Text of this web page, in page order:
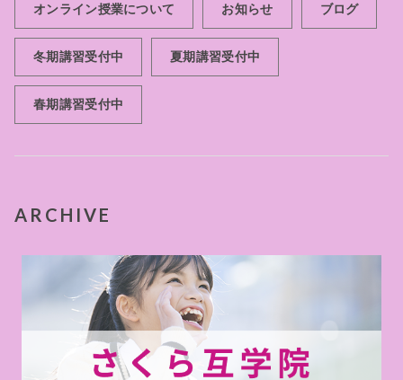
オンライン授業について お知らせ ブログ
冬期講習受付中 夏期講習受付中
春期講習受付中
ARCHIVE